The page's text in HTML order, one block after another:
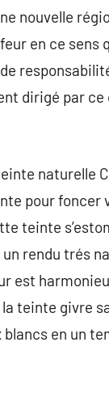
nouvelle
en ce sens
dirigé par ce
naturelle
pour foncer
teinte
rendu trés
est
teinte givre
en un